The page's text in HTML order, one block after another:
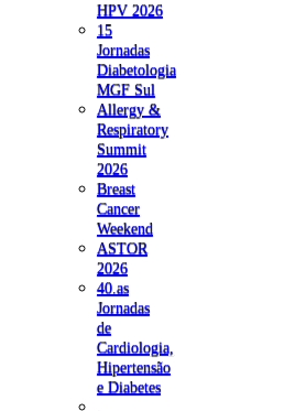
HPV 2026
15
Jornadas
Diabetologia
MGF Sul
Allergy &
Respiratory
Summit
2026
Breast
Cancer
Weekend
ASTOR
2026
40.as
Jornadas
de
Cardiologia,
Hipertensão
e Diabetes